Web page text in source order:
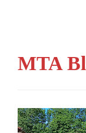
MTA